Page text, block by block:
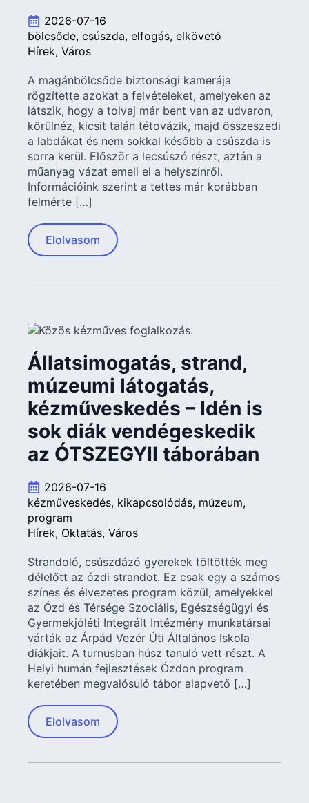
2026-07-16
bölcsőde csúszda elfogás elkövető
Hírek Város
A magánbölcsőde biztonsági kamerája
rögzítette azokat a felvételeket, amelyeken az
látszik, hogy a tolvaj már bent van az udvaron,
körülnéz, kicsit talán tétovázik, majd összeszedi
a labdákat és nem sokkal később a csúszda is
sorra kerül. Először a lecsúszó részt, aztán a
műanyag vázat emeli el a helyszínről.
Információink szerint a tettes már korábban
felmérte […]
Elolvasom
Állatsimogatás, strand,
múzeumi látogatás,
kézműveskedés – Idén is
sok diák vendégeskedik
az ÓTSZEGYII táborában
2026-07-16
kézműveskedés kikapcsolódás múzeum
program
Hírek Oktatás Város
Strandoló, csúszdázó gyerekek töltötték meg
délelőtt az ózdi strandot. Ez csak egy a számos
színes és élvezetes program közül, amelyekkel
az Ózd és Térsége Szociális, Egészségügyi és
Gyermekjóléti Integrált Intézmény munkatársai
várták az Árpád Vezér Úti Általános Iskola
diákjait. A turnusban húsz tanuló vett részt. A
Helyi humán fejlesztések Ózdon program
keretében megvalósuló tábor alapvető […]
Elolvasom